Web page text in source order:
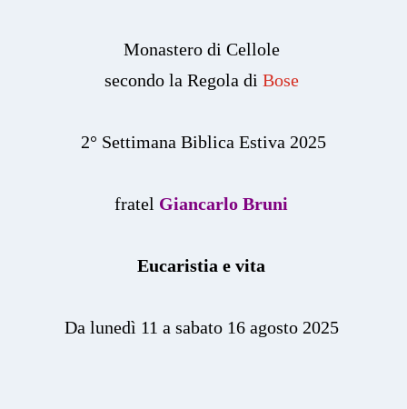
Monastero di Cellole
secondo la Regola di Bose
2° Settimana Biblica Estiva 2025
fratel Giancarlo Bruni
Eucaristia e vita
Da lunedì 11 a sabato 16 agosto 2025